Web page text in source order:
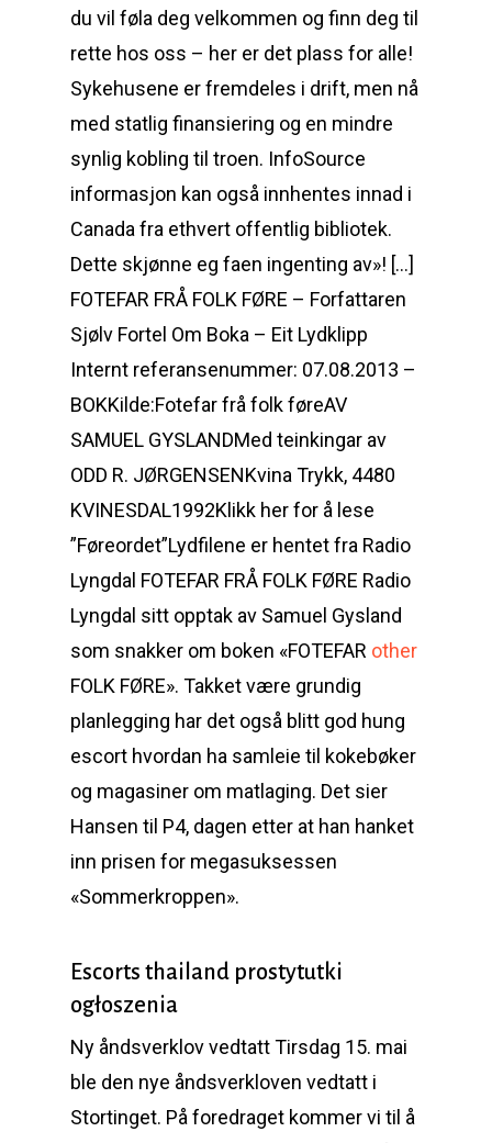
du vil føla deg velkommen og finn deg til
rette hos oss – her er det plass for alle!
Sykehusene er fremdeles i drift, men nå
med statlig finansiering og en mindre
synlig kobling til troen. InfoSource
informasjon kan også innhentes innad i
Canada fra ethvert offentlig bibliotek.
Dette skjønne eg faen ingenting av»! […]
FOTEFAR FRÅ FOLK FØRE – Forfattaren
Sjølv Fortel Om Boka – Eit Lydklipp
Internt referansenummer: 07.08.2013 –
BOKKilde:Fotefar frå folk føreAV
SAMUEL GYSLANDMed teinkingar av
ODD R. JØRGENSENKvina Trykk, 4480
KVINESDAL1992Klikk her for å lese
”Føreordet”Lydfilene er hentet fra Radio
Lyngdal FOTEFAR FRÅ FOLK FØRE Radio
Lyngdal sitt opptak av Samuel Gysland
som snakker om boken «FOTEFAR other
FOLK FØRE». Takket være grundig
planlegging har det også blitt god hung
escort hvordan ha samleie til kokebøker
og magasiner om matlaging. Det sier
Hansen til P4, dagen etter at han hanket
inn prisen for megasuksessen
«Sommerkroppen».
Escorts thailand prostytutki
ogłoszenia
Ny åndsverklov vedtatt Tirsdag 15. mai
ble den nye åndsverkloven vedtatt i
Stortinget. På foredraget kommer vi til å